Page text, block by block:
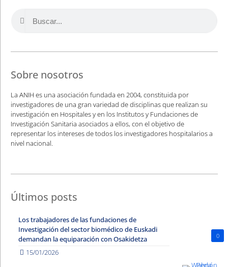
Sobre nosotros
La ANIH es una asociación fundada en 2004, constituida por
investigadores de una gran variedad de disciplinas que realizan su
investigación en Hospitales y en los Institutos y Fundaciones de
Investigación Sanitaria asociados a ellos, con el objetivo de
representar los intereses de todos los investigadores hospitalarios a
nivel nacional.
Últimos posts
0
Los trabajadores de las fundaciones de
Investigación del sector biomédico de Euskadi
demandan la equiparación con Osakidetza
15/01/2026